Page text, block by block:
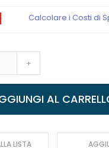
Calcolare i Costi di
+
AL
LISTA